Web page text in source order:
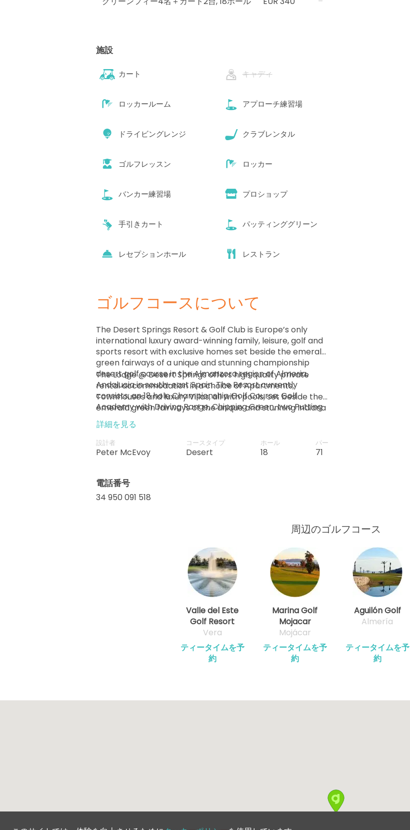
施設
カート キャディ
ロッカールーム アプローチ練習場
ドライビングレンジ クラブレンタル
ゴルフレッスン ロッカー
バンカー練習場 プロショップ
手引きカート パッティンググリーン
レセプションホール レストラン
ゴルフコースについて
The Desert Springs Resort & Golf Club is Europe’s only
international luxury award-winning family, leisure, golf and
sports resort with exclusive homes set beside the emerald
green fairways of a unique and stunning championship
desert golf course in the Almanzora region of Almeria,
Andalucia in south-east Spain. The Resort currently
consists; an 18 hole Championship Golf Course, Golf
Academy with Driving Range, Chipping Green, two Putting
Greens and an Academy Studio, The Crocodile Club
Restaurant, The Cave Bar, The Private Reserve, The Sierra
Sports & Fitness Club, The Day Spa, Football Academy,
Cricket Ground and Academy. The Clubhouse is the centre
The Lodge @ Desert Springs offers high quality private
rental accommodation in a choice of Apartments,
Townhouses and luxury Villas, all with pools, set beside the
emerald green fairways of the unique and stunning Indiana
Desert Golf Course. Choose self-catering, or indulge
yourself and opt for bed and breakfast, half board or full
board, which are all available at the resort’s award winning
restaurants. Desert Springs Resort is easily accessible
three international airports; Almeria – 40 minute transfer
Murcia – 75 minute transfer and Alicante 110 minute
詳細を見る
設計者
Peter McEvoy
コースタイプ
Desert
ホール
18
パー
71
電話番号
34 950 091 518
周辺のゴルフコース
Valle del Este
Golf Resort
Vera
ティータイムを予
約
Marina Golf
Mojacar
Mojácar
ティータイムを予
約
Aguilón Golf
Almería
ティータイムを予
約